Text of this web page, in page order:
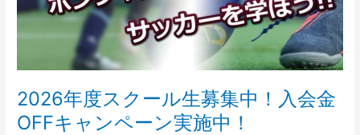
2026年度スクール生募集中！入会金
OFFキャンペーン実施中！